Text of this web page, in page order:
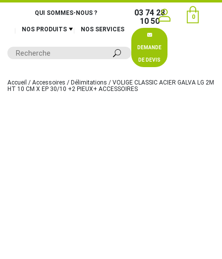
QUI SOMMES-NOUS ?
NOS PRODUITS NOS SERVICES
03 74 28
10 50
DEMANDE
DE DEVIS
0
Accueil / Accessoires / Délimitations / VOLIGE CLASSIC ACIER GALVA LG 2M
HT 10 CM X EP 30/10 +2 PIEUX+ ACCESSOIRES